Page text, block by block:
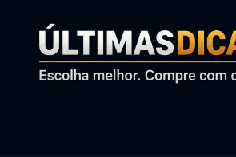
conteúdo